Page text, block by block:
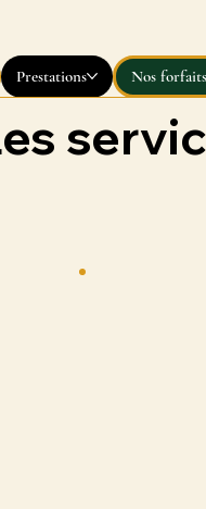
Prestations Nos